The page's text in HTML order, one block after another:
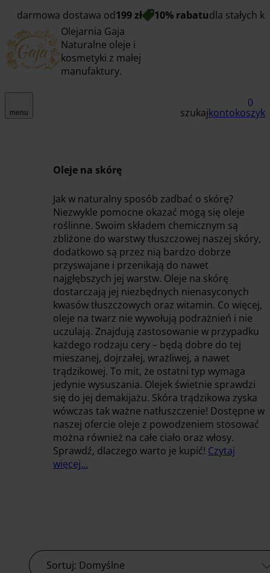
darmowa dostawa od199 zł 10% rabatudla stałych
Olejarnia Gaja
Naturalne oleje i
kosmetyki z małej
manufaktury.
menu szukajkonto
0
koszyk
Oleje na skórę
Jak w naturalny sposób zadbać o skórę?
Niezwykle pomocne okazać mogą się oleje
roślinne. Swoim składem chemicznym są
zbliżone do warstwy tłuszczowej naszej skóry,
dodatkowo są przez nią bardzo dobrze
przyswajane i przenikają do nawet
najgłębszych jej warstw. Oleje na skórę
dostarczają jej niezbędnych nienasyconych
kwasów tłuszczowych oraz witamin. Co więcej,
oleje na twarz nie wywołują podrażnień i nie
uczulają. Znajdują zastosowanie w przypadku
każdego rodzaju cery – będą dobre do tej
mieszanej, dojrzałej, wrażliwej, a nawet
trądzikowej. To mit, że ostatni typ wymaga
jedynie wysuszania. Olejek świetnie sprawdzi
się do jej demakijażu. Skóra trądzikowa zyska
wówczas tak ważne natłuszczenie! Dostępne w
naszej ofercie oleje z powodzeniem stosować
można również na całe ciało oraz włosy.
Sprawdź, dlaczego warto je kupić! Czytaj
więcej…
Sortuj: Domyślne